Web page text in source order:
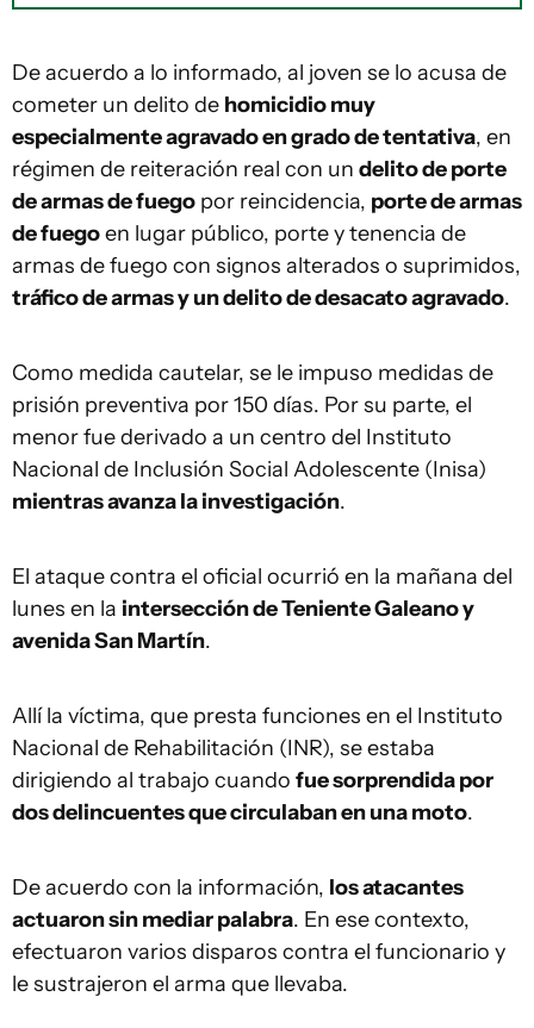
De acuerdo a lo informado, al joven se lo acusa de
cometer un delito de homicidio muy
especialmente agravado en grado de tentativa, en
régimen de reiteración real con un delito de porte
de armas de fuego por reincidencia, porte de armas
de fuegoen lugar público, porte y tenencia de
armas de fuego con signos alterados o suprimidos,
tráfico de armas y un delito de desacato agravado.
Como medida cautelar, se le impuso medidas de
prisión preventiva por 150 días. Por su parte, el
menor fue derivado a un centro del Instituto
Nacional de Inclusión Social Adolescente (Inisa)
mientras avanza la investigación.
El ataque contra el oficial ocurrió en la mañana del
lunes en la intersección de Teniente Galeano y
avenida San Martín.
Allí la víctima, que presta funciones en el Instituto
Nacional de Rehabilitación (INR), se estaba
dirigiendo al trabajo cuando fue sorprendida por
dos delincuentes que circulaban en una moto.
De acuerdo con la información, los atacantes
actuaron sin mediar palabra. En ese contexto,
efectuaron varios disparos contra el funcionario y
le sustrajeron el arma que llevaba.